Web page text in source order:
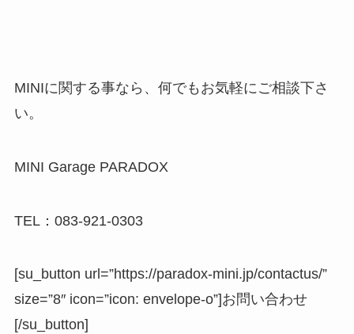
MINIに関する事なら、何でもお気軽にご相談下さ
い。
MINI Garage PARADOX
TEL：083-921-0303
[su_button url=”https://paradox-mini.jp/contactus/”
size=”8″ icon=”icon: envelope-o”]お問い合わせ
[/su_button]